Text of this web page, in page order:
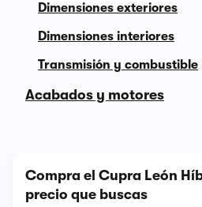
Dimensiones exteriores
Dimensiones interiores
Transmisión y combustible
Acabados y motores
Compra el Cupra León
precio que buscas